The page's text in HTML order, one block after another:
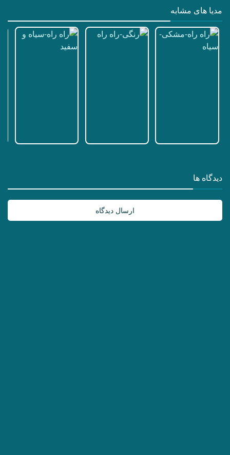
مدیا های مشابه
دیدگاه ها
ارسال دیدگاه